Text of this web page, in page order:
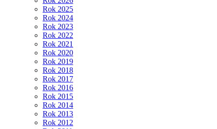
Rok 2025
Rok 2024
Rok 2023
Rok 2022
Rok 2021
Rok 2020
Rok 2019
Rok 2018
Rok 2017
Rok 2016
Rok 2015
Rok 2014
Rok 2013
Rok 2012